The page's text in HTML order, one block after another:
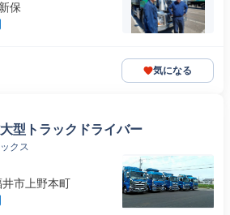
保
気になる
型トラックドライバー
クス
市上野本町